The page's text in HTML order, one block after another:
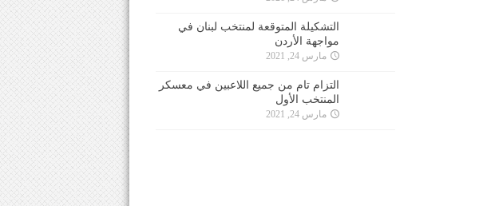
التشكيلة المتوقعة لمنتخب لبنان في
مواجهة الأردن
مارس 24, 2021
التزام تام من جميع اللاعبين في معسكر
المنتخب الأول
مارس 24, 2021